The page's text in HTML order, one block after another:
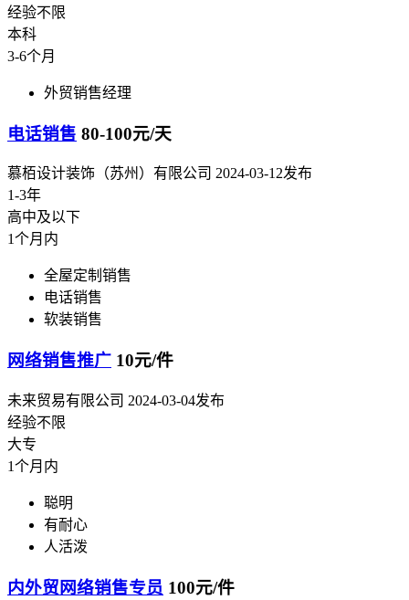
经验不限
本科
3-6个月
外贸销售经理
电话销售 80-100元/天
慕栢设计装饰（苏州）有限公司 2024-03-12发布
1-3年
高中及以下
1个月内
全屋定制销售
电话销售
软装销售
网络销售推广 10元/件
未来贸易有限公司 2024-03-04发布
经验不限
大专
1个月内
聪明
有耐心
人活泼
内外贸网络销售专员 100元/件